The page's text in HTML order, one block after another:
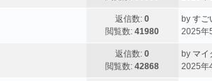
返信数:0
閲覧数:41980
by すご
2025年
返信数:0
閲覧数:42868
by マイ
2025年